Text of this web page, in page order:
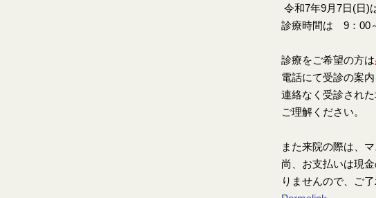
令和7年9月7日(日)
診療時間は 9：00
診療をご希望の方は
電話にて受診の案
連絡なく受診され
ご理解ください。
また来院の際は、
尚、お支払いは現
りませんので、ご了